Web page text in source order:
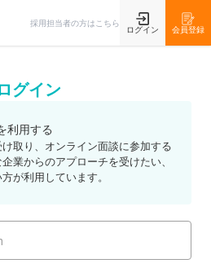
採用担当者の方はこちら
ログイン 会員登録
グイン
利用する
取り、オンライン面談に参加する
業からのアプローチを受けたい、
が利用しています。